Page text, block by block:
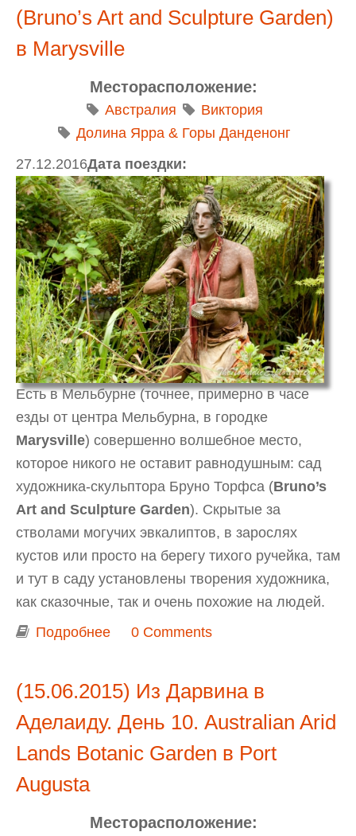
(Bruno’s Art and Sculpture Garden)
в Marysville
Месторасположение:
Австралия
Виктория
Долина Ярра & Горы Данденонг
Дата поездки:
27.12.2016
Есть в Мельбурне (точнее, примерно в часе
езды от центра Мельбурна, в городке
Marysville) совершенно волшебное место,
которое никого не оставит равнодушным: сад
художника-скульптора Бруно Торфса (Bruno’s
Art and Sculpture Garden). Скрытые за
стволами могучих эвкалиптов, в зарослях
кустов или просто на берегу тихого ручейка, там
и тут в саду установлены творения художника,
как сказочные, так и очень похожие на людей.
Подробнее о Сад художника-скульптора Бруно
0 Comments
(15.06.2015) Из Дарвина в
Аделаиду. День 10. Australian Arid
Lands Botanic Garden в Port
Augusta
Месторасположение: